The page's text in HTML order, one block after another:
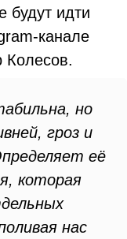
будут идти
канале
Колесов.
но
гроз и
её
которая
нас